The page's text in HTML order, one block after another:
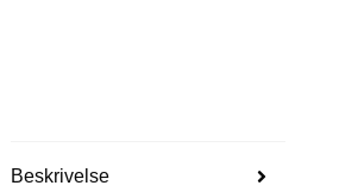
Beskrivelse